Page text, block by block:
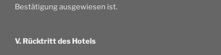
Bestätigung ausgewiesen ist.
V. Rücktritt des Hotels